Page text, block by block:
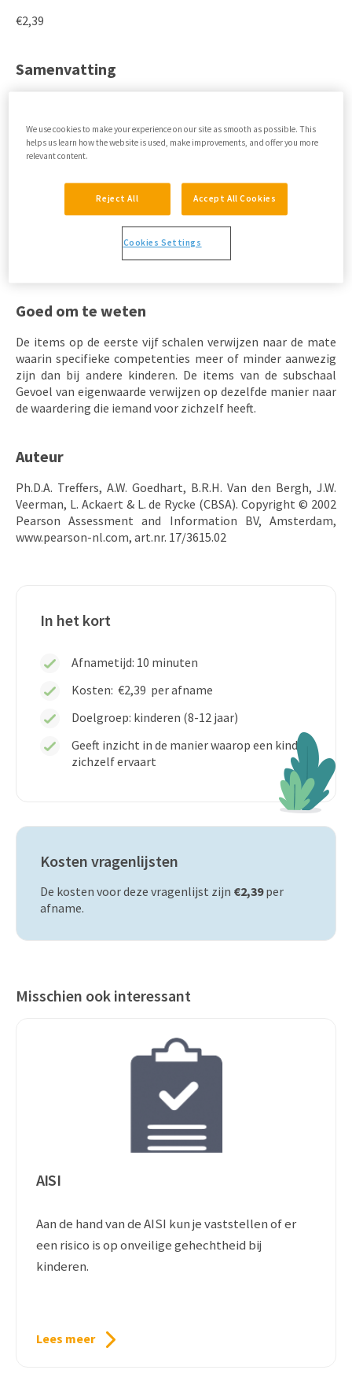
€2,39
Samenvatting
levensgebieden en hoe zij hun globale gevoel van
eigenwaarde beoordelen.
Schoolvaardigheden, sociale acceptatie, sportieve
vaardigheden, fysieke verschijning, gedragshouding en
gevoel van eigenwaarde.
Goed om te weten
De items op de eerste vijf schalen verwijzen naar de mate
waarin specifieke competenties meer of minder aanwezig
zijn dan bij andere kinderen. De items van de subschaal
Gevoel van eigenwaarde verwijzen op dezelfde manier naar
de waardering die iemand voor zichzelf heeft.
Auteur
Ph.D.A. Treffers, A.W. Goedhart, B.R.H. Van den Bergh, J.W.
Veerman, L. Ackaert & L. de Rycke (CBSA). Copyright © 2002
Pearson Assessment and Information BV, Amsterdam,
www.pearson-nl.com, art.nr. 17/3615.02
In het kort
Afnametijd: 10 minuten
Kosten: €2,39 per afname
Doelgroep: kinderen (8-12 jaar)
Geeft inzicht in de manier waarop een kind
zichzelf ervaart
Kosten vragenlijsten
De kosten voor deze vragenlijst zijn €2,39per
afname.
Misschien ook interessant
AISI
Aan de hand van de AISI kun je vaststellen of er
een risico is op onveilige gehechtheid bij
kinderen.
Lees meer
We use cookies to make your experience on our site as smooth as possible. This
helps us learn how the website is used, make improvements, and offer you more
relevant content.
Reject All Accept All Cookies
Cookies Settings